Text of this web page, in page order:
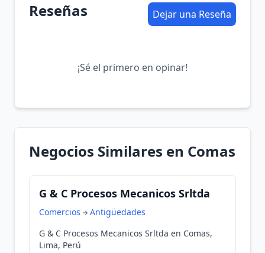
Reseñas Dejar una Reseña
¡Sé el primero en opinar!
Negocios Similares en Comas
G & C Procesos Mecanicos Srltda
Comercios
Antigüedades
G & C Procesos Mecanicos Srltda en Comas,
Lima, Perú